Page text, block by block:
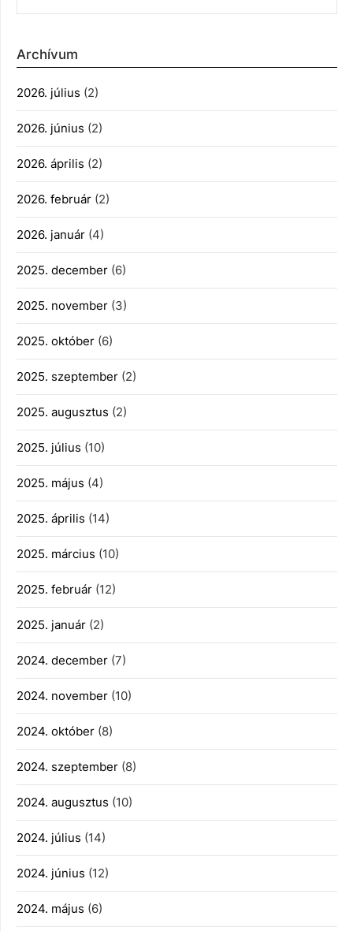
Archívum
2026. július (2)
2026. június (2)
2026. április (2)
2026. február (2)
2026. január (4)
2025. december (6)
2025. november (3)
2025. október (6)
2025. szeptember (2)
2025. augusztus (2)
2025. július (10)
2025. május (4)
2025. április (14)
2025. március (10)
2025. február (12)
2025. január (2)
2024. december (7)
2024. november (10)
2024. október (8)
2024. szeptember (8)
2024. augusztus (10)
2024. július (14)
2024. június (12)
2024. május (6)